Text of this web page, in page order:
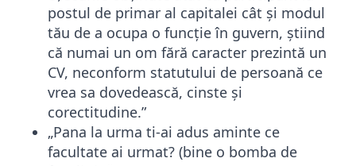
postul de primar al capitalei cât și modul
tău de a ocupa o funcție în guvern, știind
că numai un om fără caracter prezintă un
CV, neconform statutului de persoană ce
vrea sa dovedească, cinste și
corectitudine.”
„Pana la urma ti-ai adus aminte ce
facultate ai urmat? (bine o bomba de